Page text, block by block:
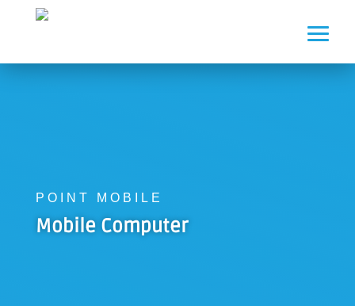
POINT MOBILE
Mobile Computer